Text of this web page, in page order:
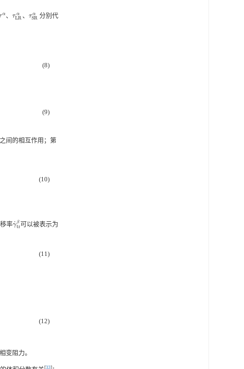
α 、τ α
LR 、 τ α
SR
α、 τLR α 、τS Rα
分别代
(8)
(9)
间的相互作用；第
(10)
率γ
˙β
tr
γ˙trβ
可以被表示为
(11)
(12)
变阻力。
[33]